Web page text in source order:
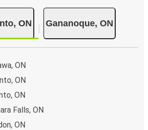
ON Gananoque, ON
ON
ON
ON
Falls, ON
ON